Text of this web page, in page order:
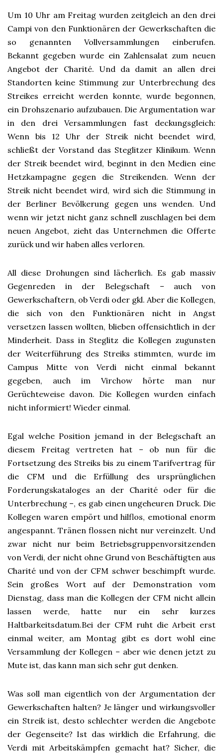
Um 10 Uhr am Freitag wurden zeitgleich an den drei
Campi von den Funktionären der Gewerkschaften die
so genannten Vollversammlungen einberufen.
Bekannt gegeben wurde ein Zahlensalat zum neuen
Angebot der Charité. Und da damit an allen drei
Standorten keine Stimmung zur Unterbrechung des
Streikes erreicht werden konnte, wurde begonnen,
ein Drohszenario aufzubauen. Die Argumentation war
in den drei Versammlungen fast deckungsgleich:
Wenn bis 12 Uhr der Streik nicht beendet wird,
schließt der Vorstand das Steglitzer Klinikum. Wenn
der Streik beendet wird, beginnt in den Medien eine
Hetzkampagne gegen die Streikenden. Wenn der
Streik nicht beendet wird, wird sich die Stimmung in
der Berliner Bevölkerung gegen uns wenden. Und
wenn wir jetzt nicht ganz schnell zuschlagen bei dem
neuen Angebot, zieht das Unternehmen die Offerte
zurück und wir haben alles verloren.
All diese Drohungen sind lächerlich. Es gab massiv
Gegenreden in der Belegschaft – auch von
Gewerkschaftern, ob Verdi oder gkl. Aber die Kollegen,
die sich von den Funktionären nicht in Angst
versetzen lassen wollten, blieben offensichtlich in der
Minderheit. Dass in Steglitz die Kollegen zugunsten
der Weiterführung des Streiks stimmten, wurde im
Campus Mitte von Verdi nicht einmal bekannt
gegeben, auch im Virchow hörte man nur
Gerüchteweise davon. Die Kollegen wurden einfach
nicht informiert! Wieder einmal.
Egal welche Position jemand in der Belegschaft an
diesem Freitag vertreten hat – ob nun für die
Fortsetzung des Streiks bis zu einem Tarifvertrag für
die CFM und die Erfüllung des ursprünglichen
Forderungskataloges an der Charité oder für die
Unterbrechung –, es gab einen ungeheuren Druck. Die
Kollegen waren empört und hilflos, emotional enorm
angespannt. Tränen flossen nicht nur vereinzelt. Und
zwar nicht nur beim Betriebsgruppenvorsitzenden
von Verdi, der nicht ohne Grund von Beschäftigten aus
Charité und von der CFM schwer beschimpft wurde.
Sein großes Wort auf der Demonstration vom
Dienstag, dass man die Kollegen der CFM nicht allein
lassen werde, hatte nur ein sehr kurzes
Haltbarkeitsdatum.Bei der CFM ruht die Arbeit erst
einmal weiter, am Montag gibt es dort wohl eine
Versammlung der Kollegen – aber wie denen jetzt zu
Mute ist, das kann man sich sehr gut denken.
Was soll man eigentlich von der Argumentation der
Gewerkschaften halten? Je länger und wirkungsvoller
ein Streik ist, desto schlechter werden die Angebote
der Gegenseite? Ist das wirklich die Erfahrung, die
Verdi mit Arbeitskämpfen gemacht hat? Sicher, die